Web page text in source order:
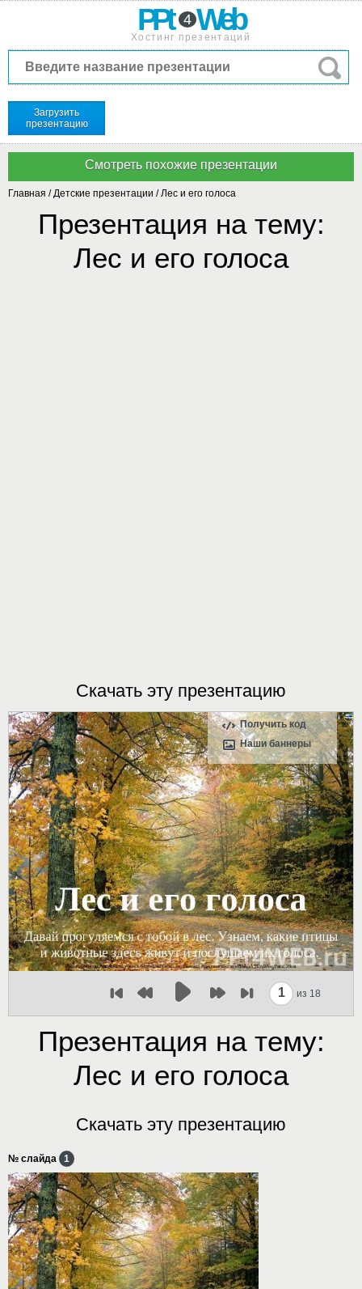
PPt 4 Web
Хостинг презентаций
Загрузить
презентацию
Главная /Детские презентации /Лес и его голоса
Презентация на тему:
Лес и его голоса
Скачать эту презентацию
Получить код
Наши баннеры
1 из 18
Презентация на тему:
Лес и его голоса
Скачать эту презентацию
№ слайда 1